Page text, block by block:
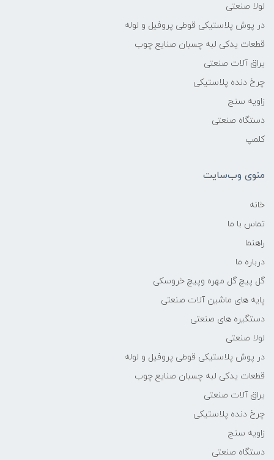
لولا صنعتی
در پوش پلاستیکی قوطی پروفیل و لوله
قطعات یدکی لبه چسبان صنایع چوب
یراق آلات صنعتی
چرخ دنده پلاستیکی
زاویه سنج
دستگاه صنعتی
کلمپ
منوی وب‌سایت
خانه
تماس با ما
راهنما
درباره ما
گل پیچ گل مهره وپیچ خروسکی
پایه های ماشین آلات صنعتی
دستگیره های صنعتی
لولا صنعتی
در پوش پلاستیکی قوطی پروفیل و لوله
قطعات یدکی لبه چسبان صنایع چوب
یراق آلات صنعتی
چرخ دنده پلاستیکی
زاویه سنج
دستگاه صنعتی